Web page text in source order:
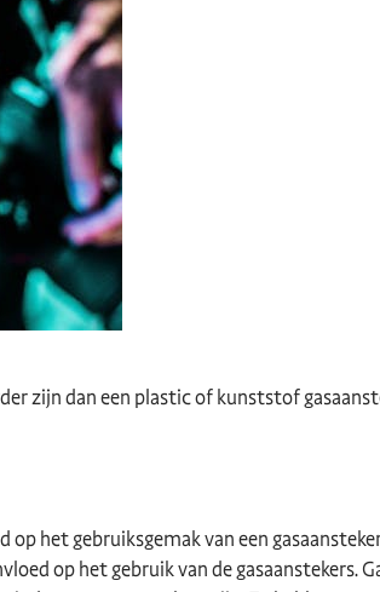
zijn dan een plastic of kunststof
het gebruiksgemak van een
op het gebruik van de gasaanstekers.